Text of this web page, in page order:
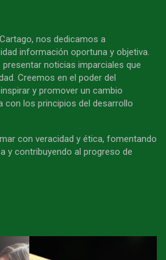
nos dedicamos a
información oportuna y objetiva.
noticias imparciales que
Creemos en el poder del
y promover un cambio
con los principios del desarrollo
con veracidad y ética, fomentando
y contribuyendo al progreso de